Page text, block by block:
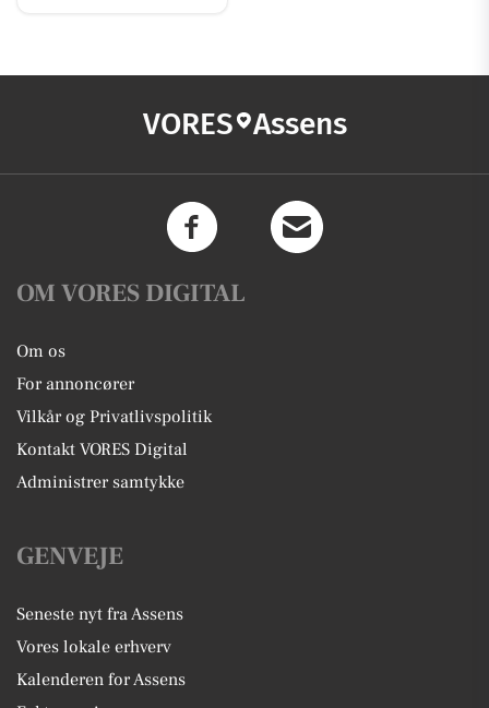
VORES Assens
OM VORES DIGITAL
Om os
For annoncører
Vilkår og Privatlivspolitik
Kontakt VORES Digital
Administrer samtykke
GENVEJE
Seneste nyt fra Assens
Vores lokale erhverv
Kalenderen for Assens